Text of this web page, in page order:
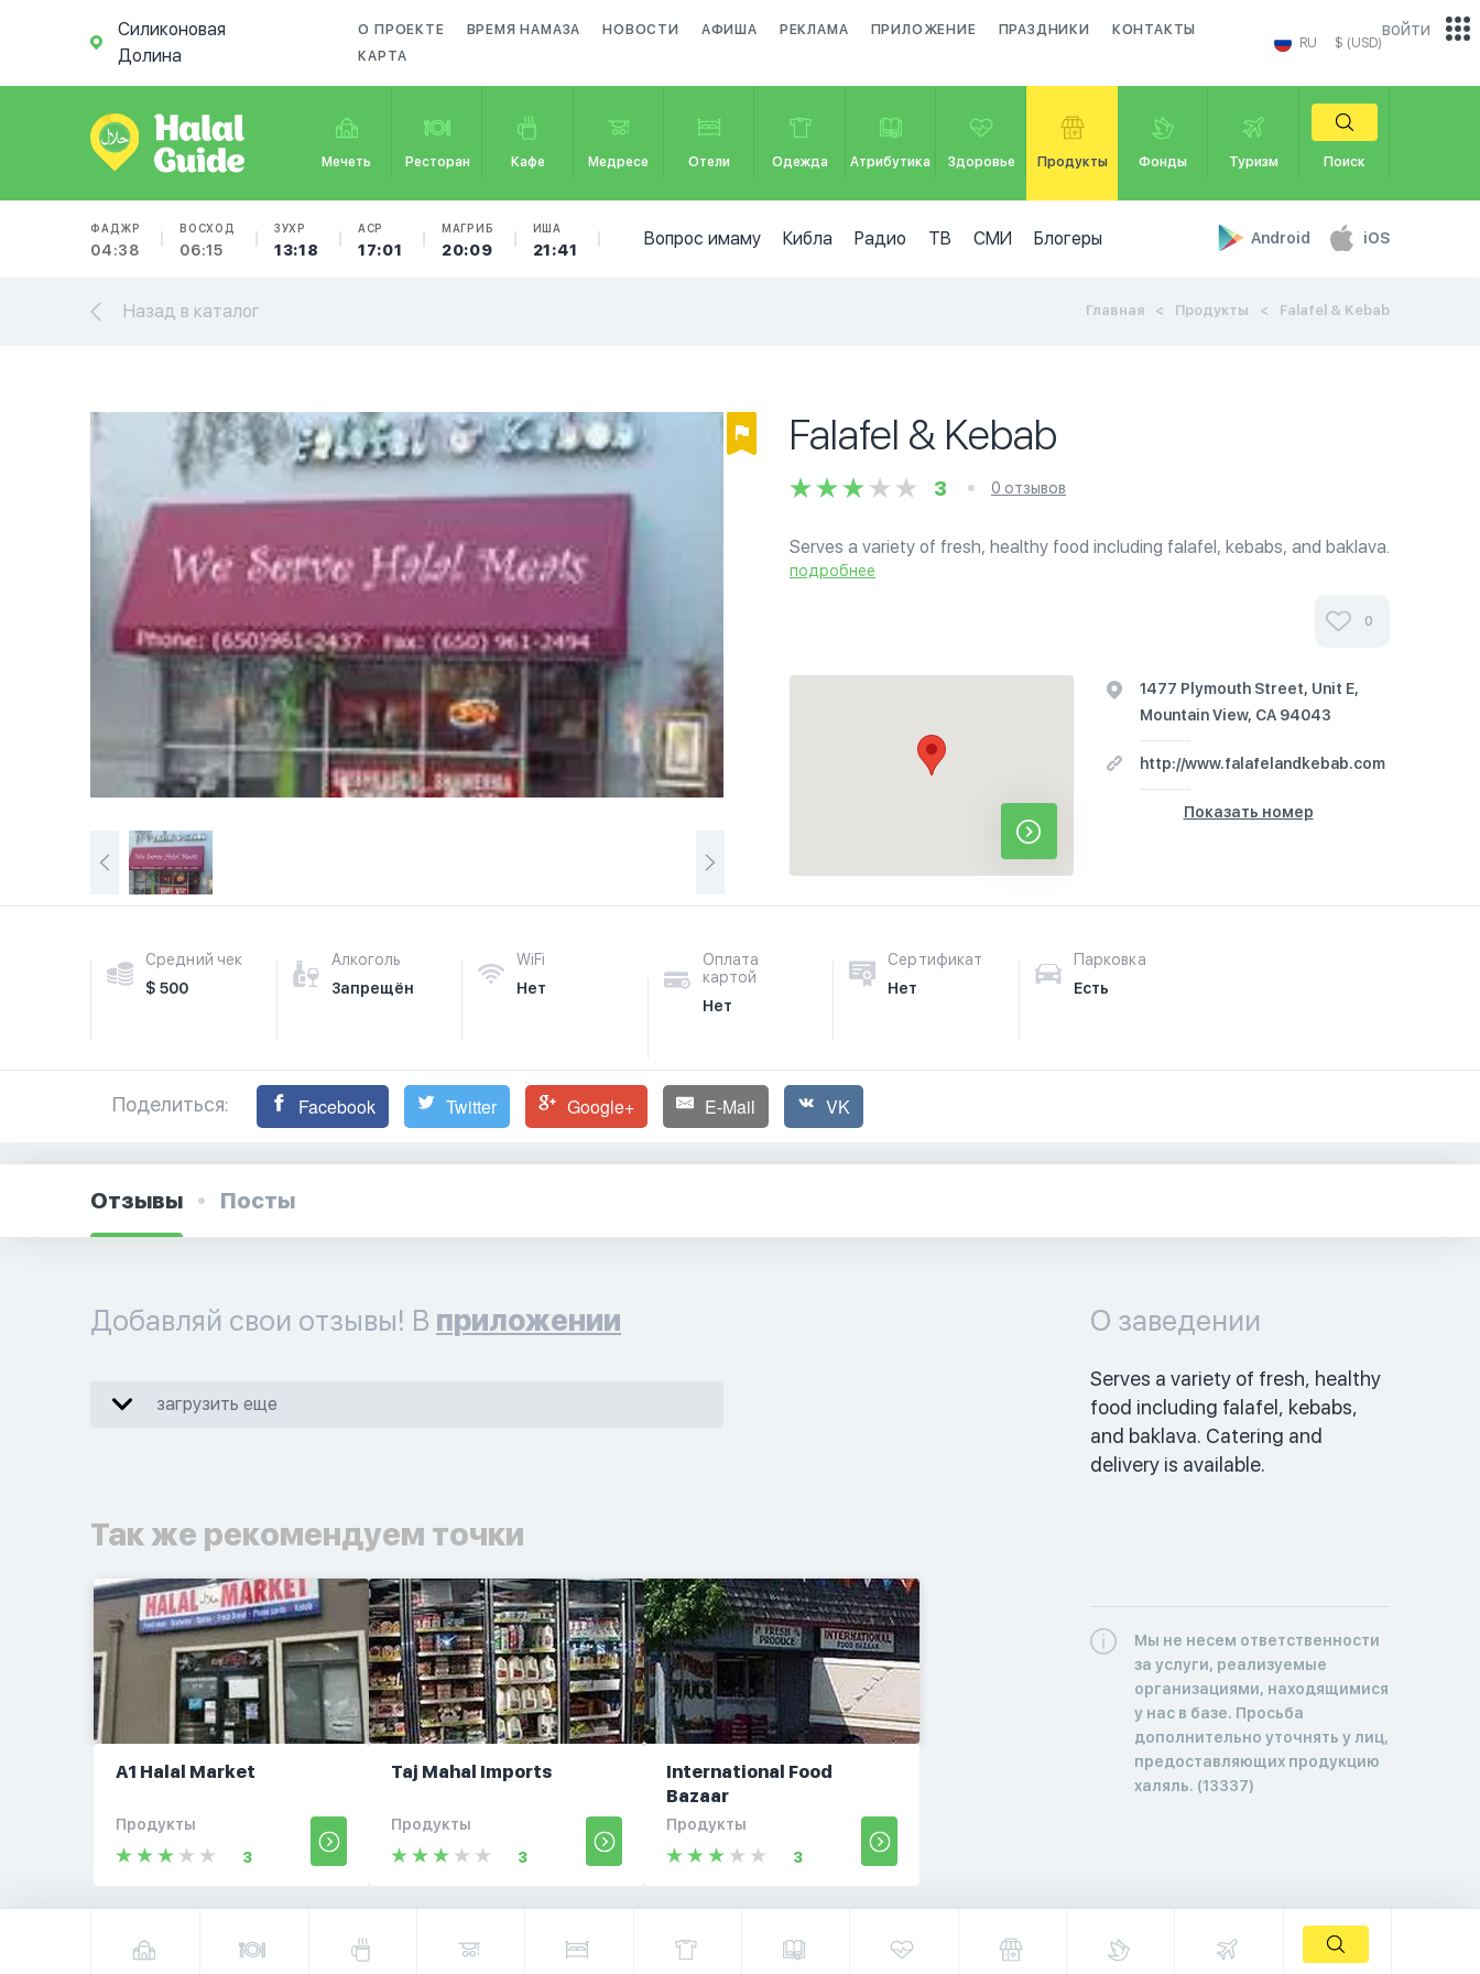
Силиконовая
Долина
О ПРОЕКТЕ ВРЕМЯ НАМАЗА НОВОСТИ АФИША РЕКЛАМА ПРИЛОЖЕНИЕ ПРАЗДНИКИ
КОНТАКТЫ
КАРТА
RU $ (USD)
Мечеть Ресторан Кафе Медресе Отели Одежда Атрибутика Здоровье Продукты Фонды Туризм Поиск
ФАДЖР
04:38
ВОСХОД
06:15
ЗУХР
13:18
АСР
17:01
МАГРИБ
20:09
ИША
21:41
Вопрос имаму Кибла Радио ТВ СМИ Блогеры Android iOS
войти
Назад в каталог Главная Продукты Falafel & Kebab
Falafel & Kebab
3 0 отзывов
Serves a variety of fresh, healthy food including falafel, kebabs, and baklava.
Catering and delivery is available.
подробнее
0
1477 Plymouth Street, Unit E,
Mountain View, CA 94043
http://www.falafelandkebab.com
Показать номер
Средний чек
$ 500
Алкоголь
Запрещён
WiFi
Нет
Оплата
картой
Нет
Сертификат
Нет
Парковка
Есть
Поделиться: Facebook Twitter Google+ E-Mail VK
Отзывы Посты
Добавляй свои отзывы! В приложении
загрузить еще
Так же рекомендуем точки
A1 Halal Market
Продукты
3
Taj Mahal Imports
Продукты
3
International Food
Bazaar
Продукты
3
О заведении
Serves a variety of fresh, healthy
food including falafel, kebabs,
and baklava. Catering and
delivery is available.
Мы не несем ответственности
за услуги, реализуемые
организациями, находящимися
у нас в базе. Просьба
дополнительно уточнять у лиц,
предоставляющих продукцию
халяль. (13337)